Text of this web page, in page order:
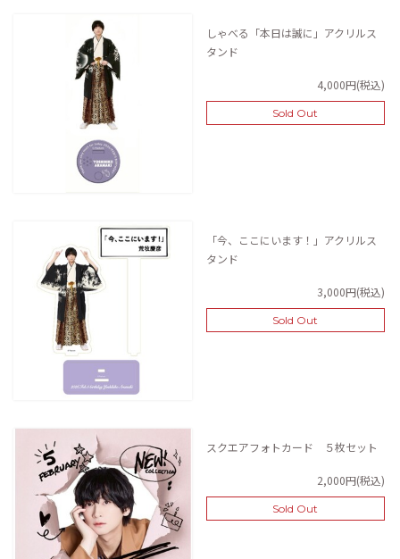
しゃべる「本日は誠に」アクリルス
タンド
4,000円(税込)
Sold Out
「今、ここにいます！」アクリルス
タンド
3,000円(税込)
Sold Out
スクエアフォトカード ５枚セット
2,000円(税込)
Sold Out